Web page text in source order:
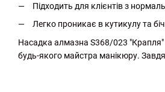
Підходить для клієнтів з
Легко проникає в кутикулу та
Насадка алмазна S368/023 "Крапля"
будь-якого майстра манікюру.